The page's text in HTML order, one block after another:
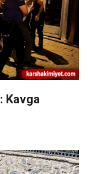
Kavga